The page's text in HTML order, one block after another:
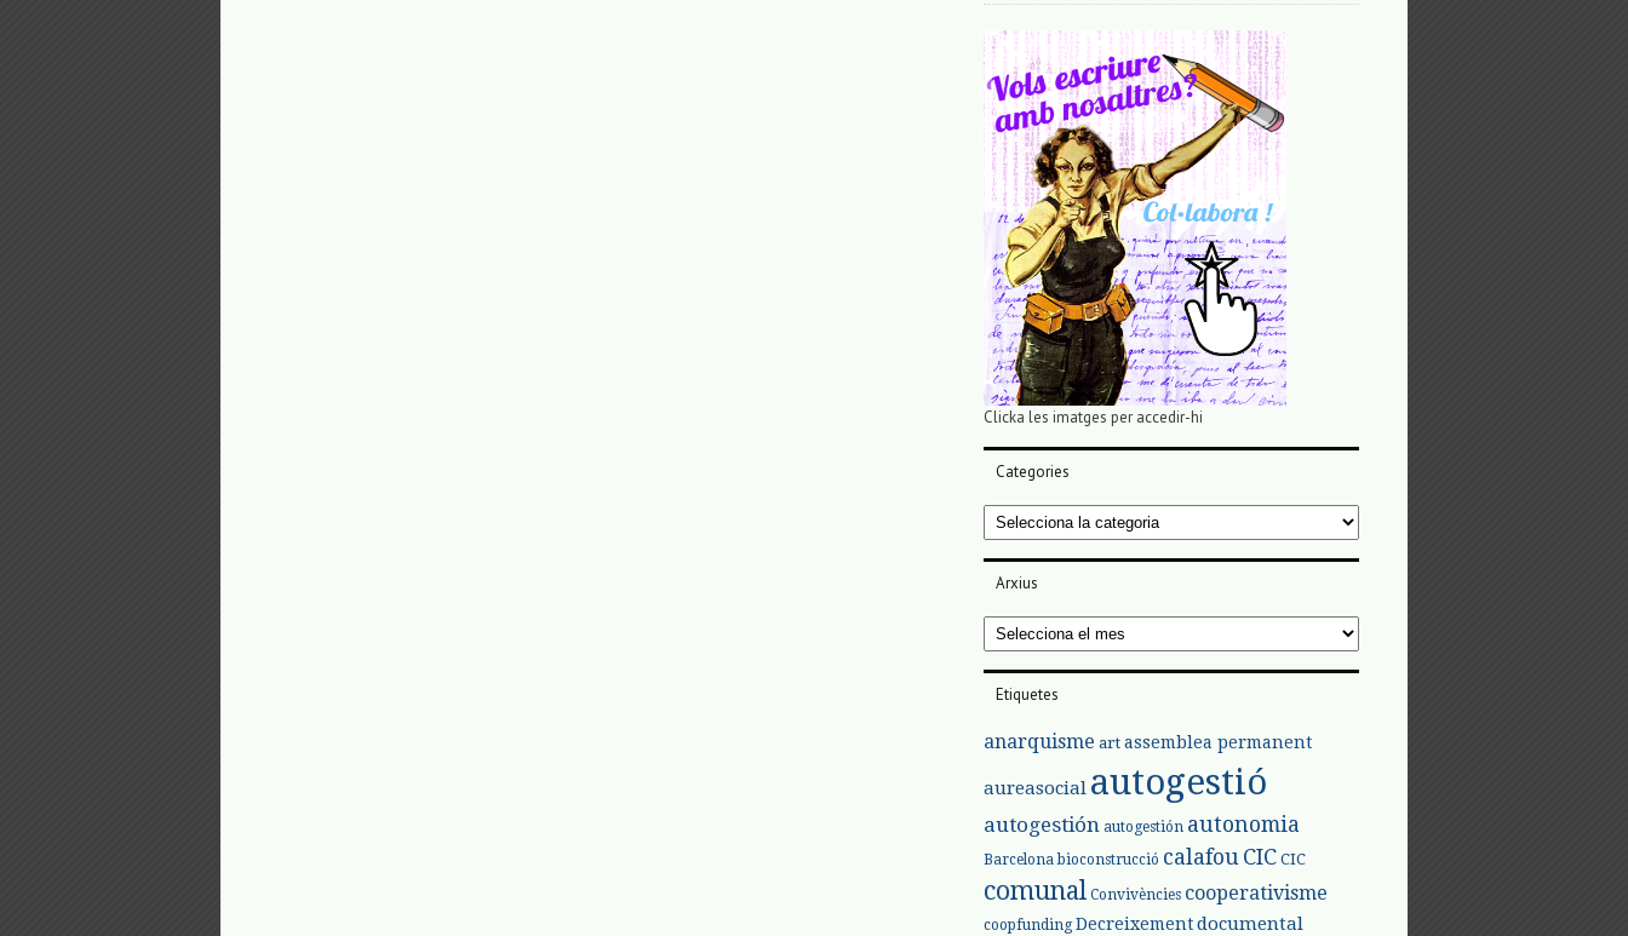
Clicka les imatges per accedir-hi
Categories
Categories
Arxius
Arxius
Etiquetes
anarquisme art assemblea permanent
aureasocial autogestió
autogestión autogestión autonomia
Barcelona bioconstrucció calafou CIC CIC
comunal Convivències cooperativisme
coopfunding Decreixementdocumental